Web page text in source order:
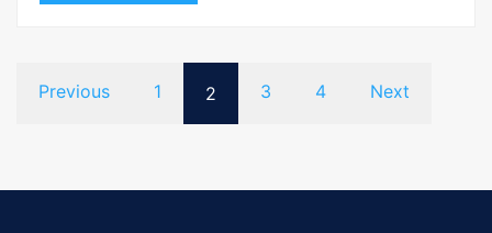
Previous 1 2 3 4 Next